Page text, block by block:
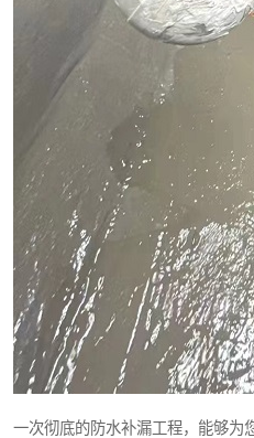
一次彻底的防水补漏工程，能够为